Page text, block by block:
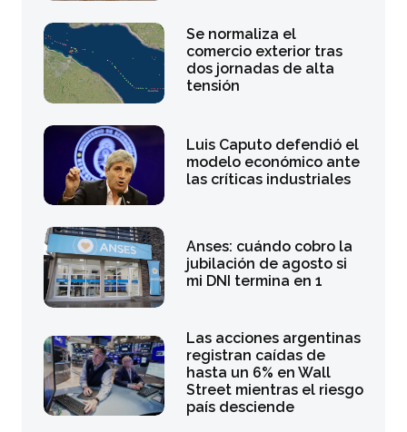
Se normaliza el
comercio exterior tras
dos jornadas de alta
tensión
Luis Caputo defendió el
modelo económico ante
las críticas industriales
Anses: cuándo cobro la
jubilación de agosto si
mi DNI termina en 1
Las acciones argentinas
registran caídas de
hasta un 6% en Wall
Street mientras el riesgo
país desciende